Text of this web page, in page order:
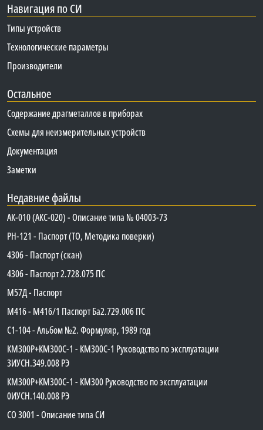
Навигация по СИ
Типы устройств
Технологические параметры
Производители
Остальное
Содержание драгметаллов в приборах
Схемы для неизмерительных устройств
Документация
Заметки
Недавние файлы
АК-010 (АКС-020) - Описание типа № 04003-73
PH-121 - Паспорт (ТО, Методика поверки)
4306 - Паспорт (скан)
4306 - Паспорт 2.728.075 ПС
М57Д - Паспорт
М416 - М416/1 Паспорт Ба2.729.006 ПС
C1-104 - Альбом №2. Формуляр, 1989 год
КМ300Р+КМ300С-1 - КМ300C-1 Руководство по эксплуатации
3ИУСН.349.008 РЭ
КМ300Р+КМ300С-1 - КМ300 Руководство по эксплуатации
0ИУСН.140.008 РЭ
СО 3001 - Описание типа СИ